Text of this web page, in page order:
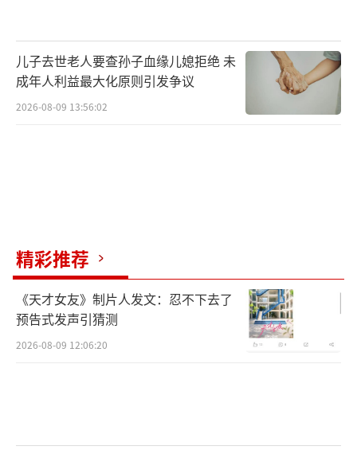
仓—后产”发展模式，已建成从风电叶片、塔
筒到整机的完整产业链。塔筒下线后不到1公里
即可抵港装船，综合物流成本降低15%。完整
风电产业链与物流成本优势进一步吸引企业集
聚，目前这里汇集了智能风机出货量居全球第
儿子去世老人要查孙子血缘儿媳拒绝 未
成年人利益最大化原则引发争议
2026-08-09 13:56:02
精彩推荐
《天才女友》制片人发文：忍不下去了
预告式发声引猜测
2026-08-09 12:06:20